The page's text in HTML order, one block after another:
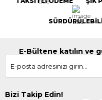
E-Bültene katılın ve
Bizi Takip Edin!